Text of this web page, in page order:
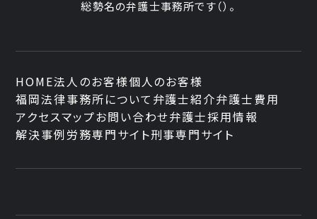
総勢名の弁護士事務所です（）。
HOME法人のお客様個人のお客様
福岡法律事務所について 弁護士紹介弁護士費用
アクセスマップお問い合わせ弁護士採用情報
解決事例労務専門サイト刑事専門サイト